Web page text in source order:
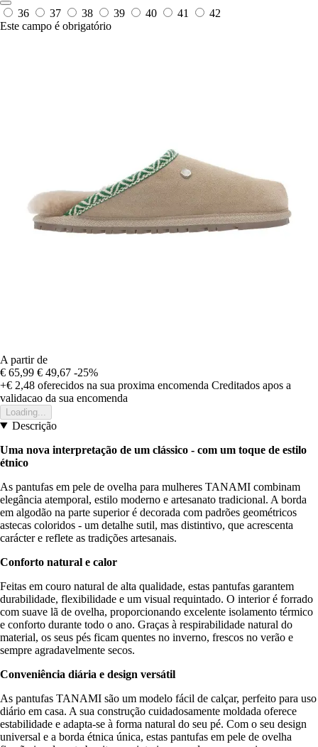
36 37 38 39 40 41
42
Este campo é obrigatório
A partir de
€ 65,99 € 49,67 -25%
+€ 2,48 oferecidos na sua proxima encomenda Creditados apos a
validacao da sua encomenda
Loading...
Descrição
Uma nova interpretação de um clássico - com um toque de estilo
étnico
As pantufas em pele de ovelha para mulheres TANAMI combinam
elegância atemporal, estilo moderno e artesanato tradicional. A borda
em algodão na parte superior é decorada com padrões geométricos
astecas coloridos - um detalhe sutil, mas distintivo, que acrescenta
carácter e reflete as tradições artesanais.
Conforto natural e calor
Feitas em couro natural de alta qualidade, estas pantufas garantem
durabilidade, flexibilidade e um visual requintado. O interior é forrado
com suave lã de ovelha, proporcionando excelente isolamento térmico
e conforto durante todo o ano. Graças à respirabilidade natural do
material, os seus pés ficam quentes no inverno, frescos no verão e
sempre agradavelmente secos.
Conveniência diária e design versátil
As pantufas TANAMI são um modelo fácil de calçar, perfeito para uso
diário em casa. A sua construção cuidadosamente moldada oferece
estabilidade e adapta-se à forma natural do seu pé. Com o seu design
universal e a borda étnica única, estas pantufas em pele de ovelha